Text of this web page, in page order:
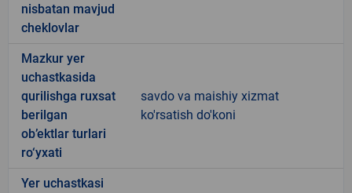
nisbatan mavjud
cheklovlar
Mazkur yer
uchastkasida
qurilishga ruxsat
berilgan
ob’ektlar turlari
ro‘yxati
savdo va maishiy xizmat
ko'rsatish do'koni
Yer uchastkasi